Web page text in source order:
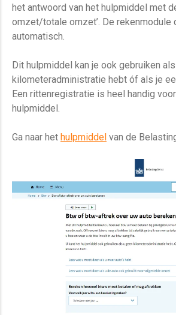
het antwoord van het hulpmiddel met
omzet/totale omzet’. De rekenmodule
automatisch.
Dit hulpmiddel kan je ook gebruiken
kilometeradministratie hebt óf als je
Een rittenregistratie is heel handig
hulpmiddel.
Ga naar het hulpmiddel van de